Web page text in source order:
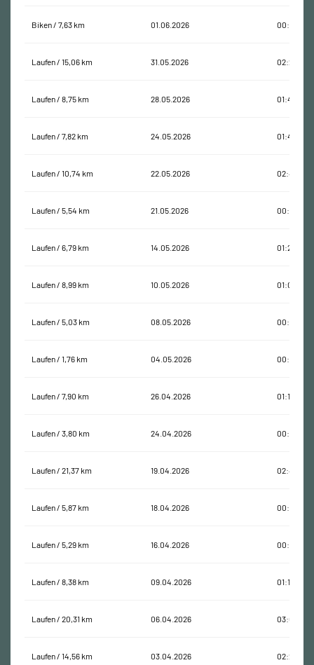
Biken / 7,63 km 01.06.2026 00:29:54
Laufen / 15,06 km 31.05.2026 02:22:47
Laufen / 8,75 km 28.05.2026 01:49:42
Laufen / 7,82 km 24.05.2026 01:48:17
Laufen / 10,74 km 22.05.2026 02:40:43
Laufen / 5,54 km 21.05.2026 00:42:58
Laufen / 6,79 km 14.05.2026 01:23:06
Laufen / 8,99 km 10.05.2026 01:06:55
Laufen / 5,03 km 08.05.2026 00:42:33
Laufen / 1,76 km 04.05.2026 00:31:13
Laufen / 7,90 km 26.04.2026 01:13:31
Laufen / 3,80 km 24.04.2026 00:32:02
Laufen / 21,37 km 19.04.2026 02:47:46
Laufen / 5,87 km 18.04.2026 00:53:40
Laufen / 5,29 km 16.04.2026 00:45:40
Laufen / 8,38 km 09.04.2026 01:17:31
Laufen / 20,31 km 06.04.2026 03:02:23
Laufen / 14,56 km 03.04.2026 02:29:03